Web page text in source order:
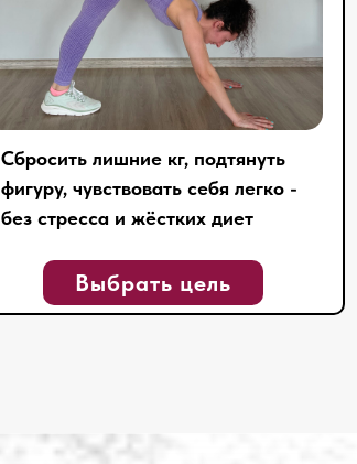
Выбрать цель
Сбросить лишние кг, подтянуть
фигуру, чувствовать себя легко -
без стресса и жёстких диет